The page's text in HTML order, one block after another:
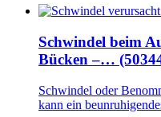
Schwindel beim
Bücken –…
Schwindel oder
kann ein